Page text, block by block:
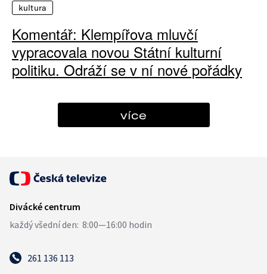
kultura
Komentář: Klempířova mluvčí
vypracovala novou Státní kulturní
politiku. Odráží se v ní nové pořádky
více
261 136 113